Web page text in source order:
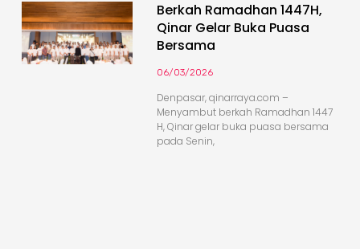
Berkah Ramadhan 1447H,
Qinar Gelar Buka Puasa
Bersama
06/03/2026
Denpasar, qinarraya.com –
Menyambut berkah Ramadhan 1447
H, Qinar gelar buka puasa bersama
pada Senin,